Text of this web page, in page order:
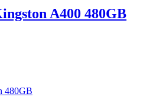
A400 480GB